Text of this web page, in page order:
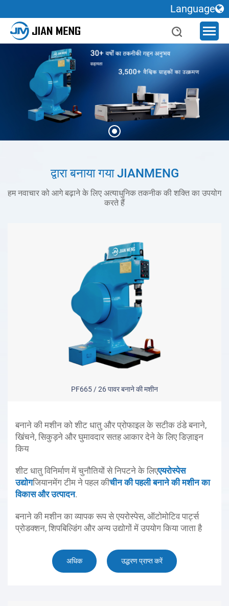
द्वारा बनाया गया JIANMENG
हम नवाचार को आगे बढ़ाने के लिए अत्याधुनिक तकनीक की शक्ति का उपयोग
करते हैं
PF665 / 26 पावर बनाने की मशीन
बनाने की मशीन को शीट धातु और प्रोफाइल के सटीक ठंडे बनाने,
खिंचने, सिकुड़ने और घुमावदार सतह आकार देने के लिए डिज़ाइन
किय
शीट धातु विनिर्माण में चुनौतियों से निपटने के लिएएयरोस्पेस
उद्योगजियानमेंग टीम ने पहल कीचीन की पहली बनाने की मशीन का
विकास और उत्पादन.
बनाने की मशीन का व्यापक रूप से एयरोस्पेस, ऑटोमोटिव पार्ट्स
प्रोडक्शन, शिपबिल्डिंग और अन्य उद्योगों में उपयोग किया जाता है
अधिक उद्धरण प्राप्त करें
Language